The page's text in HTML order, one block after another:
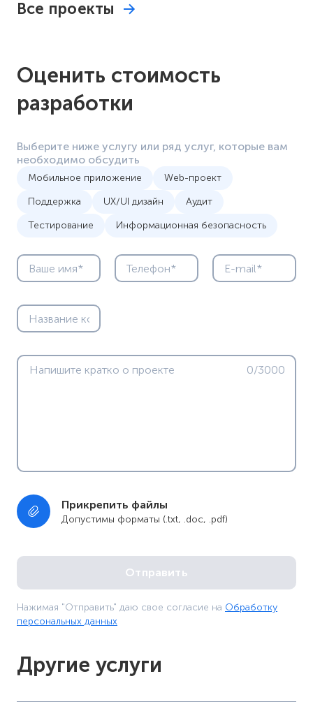
Все проекты
Оценить стоимость
разработки
Выберите ниже услугу или ряд услуг, которые вам
необходимо обсудить
Мобильное приложение
Web-проект
Поддержка
UX/UI дизайн
Аудит
Тестирование
Информационная безопасность
0/3000
Прикрепить файлы
Допустимы форматы (.txt, .doc, .pdf)
Нажимая "Отправить" даю свое согласие на Обработку
персональных данных
Другие услуги